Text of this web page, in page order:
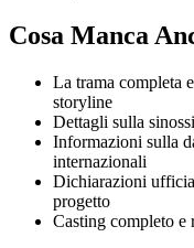
Cosa Manca
La trama completa
storyline
Dettagli sulla
Informazioni sulla
internazionali
Dichiarazioni
progetto
Casting completo